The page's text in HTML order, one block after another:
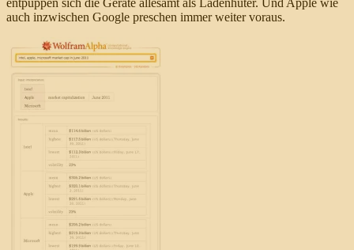
entpuppen sich die Geräte allesamt als Ladenhüter. Und Apple wie
auch inzwischen Google preschen immer weiter voraus.